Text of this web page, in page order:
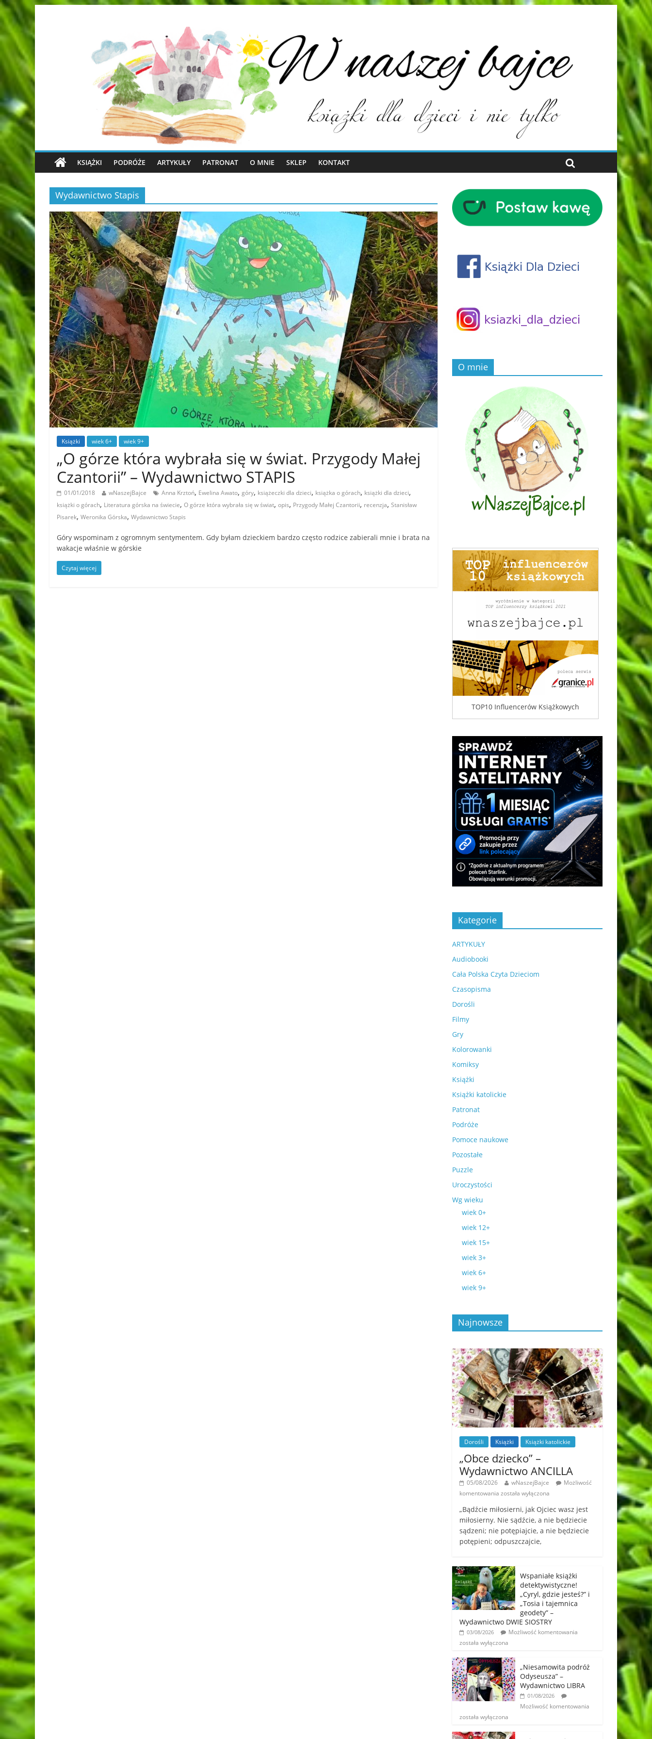
KSIĄŻKI PODRÓŻE ARTYKUŁY PATRONAT O MNIE SKLEP KONTAKT
Wydawnictwo Stapis
Książki wiek 6+ wiek 9+
„O górze która wybrała się w świat. Przygody Małej
Czantorii” – Wydawnictwo STAPIS
01/01/2018 wNaszejBajce Anna Krztoń, Ewelina Awato, góry, książeczki dla dzieci, książka o górach, książki dla dzieci,
książki o górach, Literatura górska na świecie, O górze która wybrała się w świat, opis, Przygody Małej Czantorii, recenzja, Stanisław
Pisarek, Weronika Górska, Wydawnictwo Stapis
Góry wspominam z ogromnym sentymentem. Gdy byłam dzieckiem bardzo często rodzice zabierali mnie i brata na
wakacje właśnie w górskie
Czytaj więcej
O mnie
TOP10 Influencerów Książkowych
Kategorie
ARTYKUŁY
Audiobooki
Cała Polska Czyta Dzieciom
Czasopisma
Dorośli
Filmy
Gry
Kolorowanki
Komiksy
Książki
Książki katolickie
Patronat
Podróże
Pomoce naukowe
Pozostałe
Puzzle
Uroczystości
Wg wieku
wiek 0+
wiek 12+
wiek 15+
wiek 3+
wiek 6+
wiek 9+
Najnowsze
Dorośli Książki Książki katolickie
„Obce dziecko” –
Wydawnictwo ANCILLA
05/08/2026 wNaszejBajce
Możliwość
komentowania została wyłączona
„Bądźcie miłosierni, jak Ojciec wasz jest
miłosierny. Nie sądźcie, a nie będziecie
sądzeni; nie potępiajcie, a nie będziecie
potępieni; odpuszczajcie,
Wspaniałe książki
detektywistyczne!
„Cyryl, gdzie jesteś?” i
„Tosia i tajemnica
geodety” –
Wydawnictwo DWIE SIOSTRY
03/08/2026
Możliwość komentowania
została wyłączona
„Niesamowita podróż
Odyseusza” –
Wydawnictwo LIBRA
01/08/2026
Możliwość komentowania
została wyłączona